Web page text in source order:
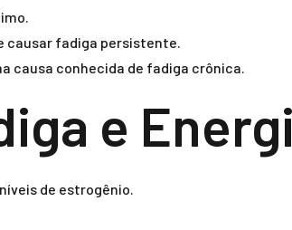
causar fadiga persistente.
causa conhecida de fadiga crônica.
e
de estrogênio.